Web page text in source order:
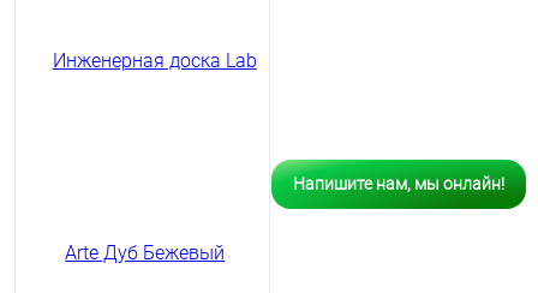
Напишите нам, мы онлайн!